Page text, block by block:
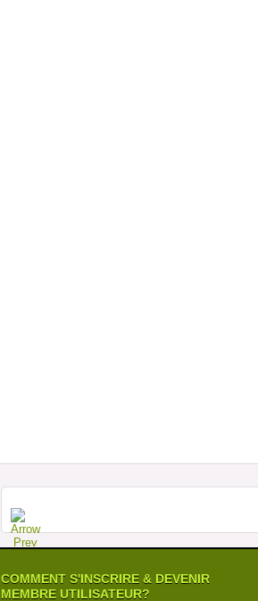
COMMENT S'INSCRIRE & DEVENIR
MEMBRE UTILISATEUR?